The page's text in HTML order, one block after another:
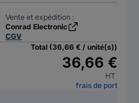
Vente et expédition :
Conrad Electronic
CGV
Total (36,66 € / unité(s))
36,66 €
HT
frais de port